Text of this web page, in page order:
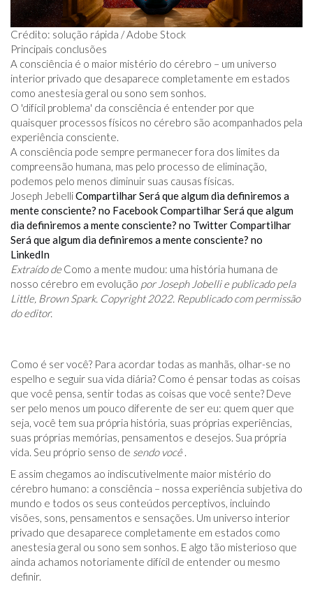
Crédito: solução rápida / Adobe Stock
Principais conclusões
A consciência é o maior mistério do cérebro – um universo
interior privado que desaparece completamente em estados
como anestesia geral ou sono sem sonhos.
O 'difícil problema' da consciência é entender por que
quaisquer processos físicos no cérebro são acompanhados pela
experiência consciente.
A consciência pode sempre permanecer fora dos limites da
compreensão humana, mas pelo processo de eliminação,
podemos pelo menos diminuir suas causas físicas.
Joseph JebelliCompartilhar Será que algum dia definiremos a
mente consciente? no FacebookCompartilhar Será que algum
dia definiremos a mente consciente? no TwitterCompartilhar
Será que algum dia definiremos a mente consciente? no
LinkedIn
Extraído deComo a mente mudou: uma história humana de
nosso cérebro em evolução por Joseph Jobelli e publicado pela
Little, Brown Spark. Copyright 2022. Republicado com permissão
do editor.
Como é ser você? Para acordar todas as manhãs, olhar-se no
espelho e seguir sua vida diária? Como é pensar todas as coisas
que você pensa, sentir todas as coisas que você sente? Deve
ser pelo menos um pouco diferente de ser eu: quem quer que
seja, você tem sua própria história, suas próprias experiências,
suas próprias memórias, pensamentos e desejos. Sua própria
vida. Seu próprio senso de sendo você.
E assim chegamos ao indiscutivelmente maior mistério do
cérebro humano: a consciência – nossa experiência subjetiva do
mundo e todos os seus conteúdos perceptivos, incluindo
visões, sons, pensamentos e sensações. Um universo interior
privado que desaparece completamente em estados como
anestesia geral ou sono sem sonhos. E algo tão misterioso que
ainda achamos notoriamente difícil de entender ou mesmo
definir.